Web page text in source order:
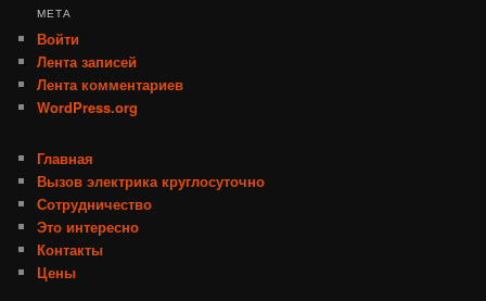
МЕТА
Войти
Лента записей
Лента комментариев
WordPress.org
Главная
Вызов электрика круглосуточно
Сотрудничество
Это интересно
Контакты
Цены